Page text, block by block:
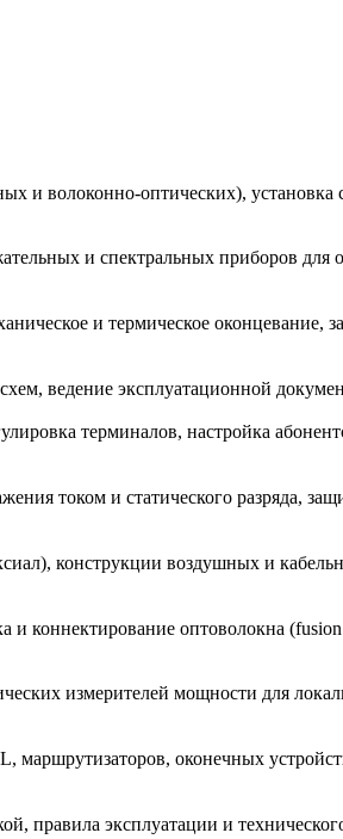
и волоконно‑оптических), установка
и спектральных приборов для
и термическое оконцевание,
ведение эксплуатационной
терминалов, настройка
током и статического разряда,
конструкции воздушных и
коннектирование оптоволокна
измерителей мощности для
оконечных
правила эксплуатации и